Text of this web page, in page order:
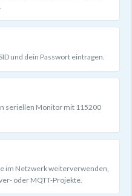
und dein Passwort eintragen.
seriellen Monitor mit 115200
im Netzwerk weiterverwenden,
oder MQTT-Projekte.